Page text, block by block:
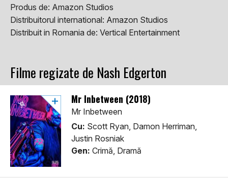
Produs de: Amazon Studios
Distribuitorul international: Amazon Studios
Distribuit in Romania de: Vertical Entertainment
Filme regizate de Nash Edgerton
Mr Inbetween (2018)
Mr Inbetween
Cu: Scott Ryan, Damon Herriman,
Justin Rosniak
Gen: Crimă, Dramă